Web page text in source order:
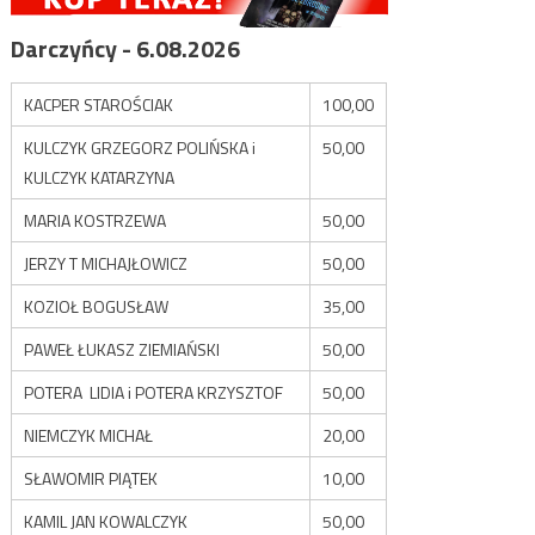
Darczyńcy - 6.08.2026
KACPER STAROŚCIAK
100,00
KULCZYK GRZEGORZ POLIŃSKA i
KULCZYK KATARZYNA
50,00
MARIA KOSTRZEWA
50,00
JERZY T MICHAJŁOWICZ
50,00
KOZIOŁ BOGUSŁAW
35,00
PAWEŁ ŁUKASZ ZIEMIAŃSKI
50,00
POTERA LIDIA i POTERA KRZYSZTOF
50,00
NIEMCZYK MICHAŁ
20,00
SŁAWOMIR PIĄTEK
10,00
KAMIL JAN KOWALCZYK
50,00